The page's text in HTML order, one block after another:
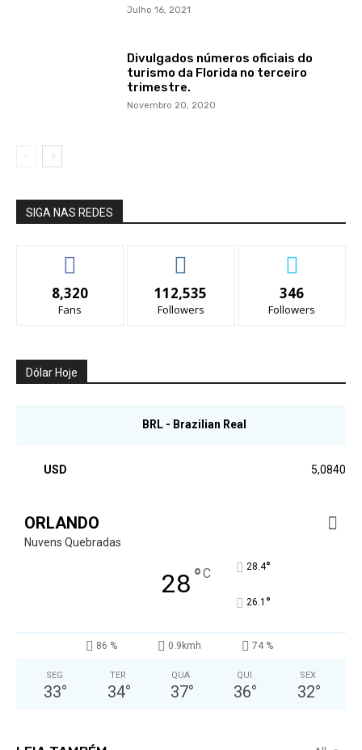
Julho 16, 2021
Divulgados números oficiais do
turismo da Florida no terceiro
trimestre.
Novembro 20, 2020
SIGA NAS REDES
8,320
Fans
112,535
Followers
346
Followers
Dólar Hoje
BRL - Brazilian Real
USD 5,0840
ORLANDO
Nuvens Quebradas
28°C 28.4°
26.1 °
86 % 0.9kmh 74 %
SEG
33°
TER
34°
QUA
37°
QUI
36°
SEX
32°